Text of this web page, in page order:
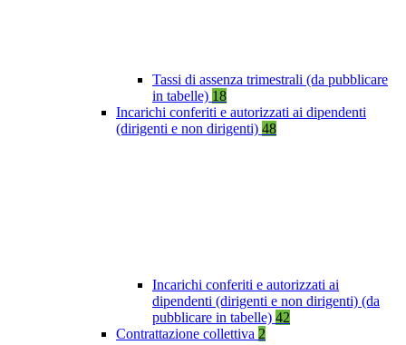
Tassi di assenza trimestrali (da pubblicare
in tabelle) 18
Incarichi conferiti e autorizzati ai dipendenti
(dirigenti e non dirigenti) 48
Incarichi conferiti e autorizzati ai
dipendenti (dirigenti e non dirigenti) (da
pubblicare in tabelle) 42
Contrattazione collettiva 2